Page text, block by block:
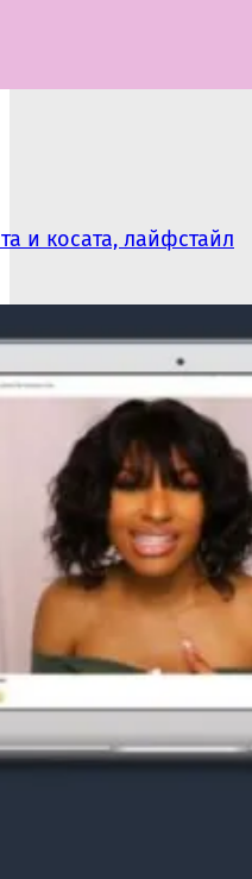
и косата, лайфстайл